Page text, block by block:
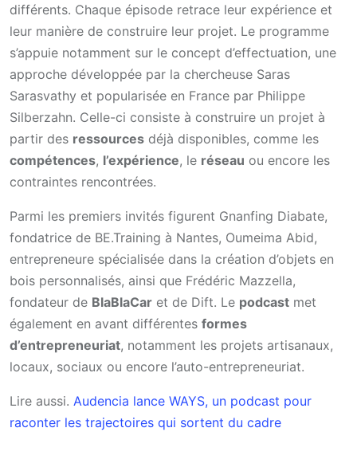
différents. Chaque épisode retrace leur expérience et
leur manière de construire leur projet. Le programme
s’appuie notamment sur le concept d’effectuation, une
approche développée par la chercheuse Saras
Sarasvathy et popularisée en France par Philippe
Silberzahn. Celle-ci consiste à construire un projet à
partir des ressources déjà disponibles, comme les
compétences, l’expérience, le réseau ou encore les
contraintes rencontrées.
Parmi les premiers invités figurent Gnanfing Diabate,
fondatrice de BE.Training à Nantes, Oumeima Abid,
entrepreneure spécialisée dans la création d’objets en
bois personnalisés, ainsi que Frédéric Mazzella,
fondateur de BlaBlaCar et de Dift. Le podcast met
également en avant différentes formes
d’entrepreneuriat, notamment les projets artisanaux,
locaux, sociaux ou encore l’auto-entrepreneuriat.
Lire aussi. Audencia lance WAYS, un podcast pour
raconter les trajectoires qui sortent du cadre